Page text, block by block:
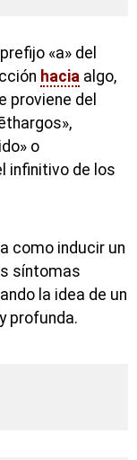
«a» del
hacia algo,
proviene del
o
infinitivo de los
como inducir un
síntomas
la idea de un
profunda.